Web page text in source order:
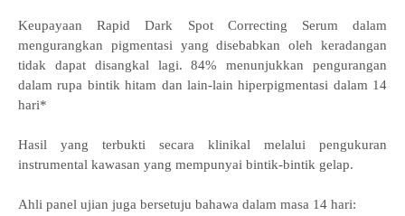
Keupayaan Rapid Dark Spot Correcting Serum dalam
mengurangkan pigmentasi yang disebabkan oleh keradangan
tidak dapat disangkal lagi. 84% menunjukkan pengurangan
dalam rupa bintik hitam dan lain-lain hiperpigmentasi dalam 14
hari*
Hasil yang terbukti secara klinikal melalui pengukuran
instrumental kawasan yang mempunyai bintik-bintik gelap.
Ahli panel ujian juga bersetuju bahawa dalam masa 14 hari: